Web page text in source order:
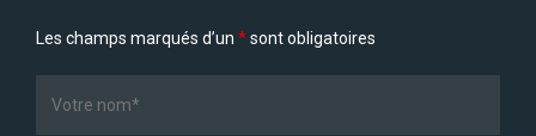
Les champs marqués d’un *sont obligatoires